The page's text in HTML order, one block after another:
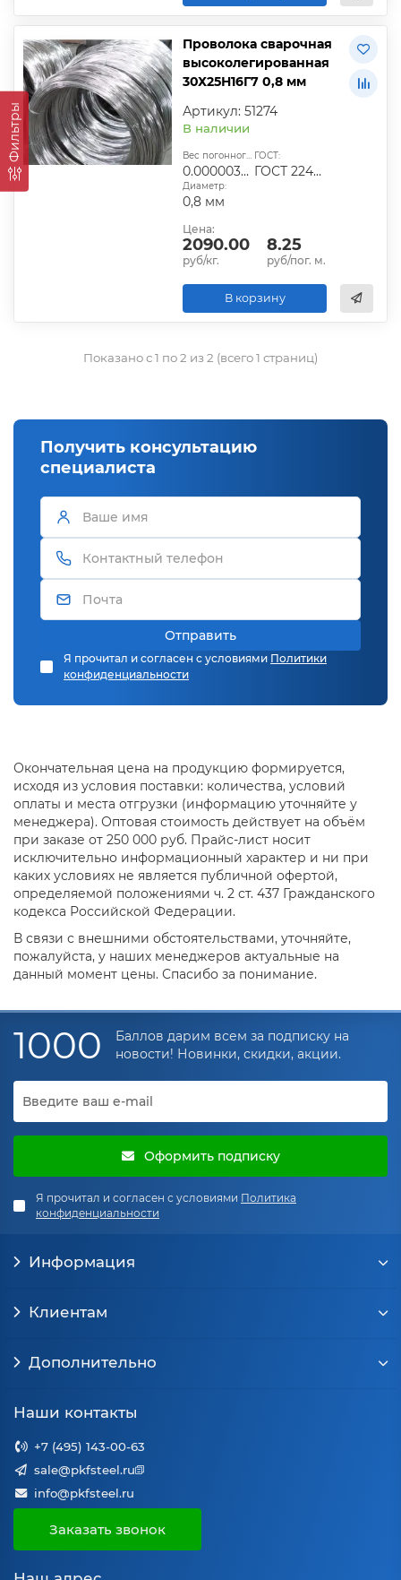
Фильтры
Проволока сварочная
высоколегированная
30Х25Н16Г7 0,8 мм
Артикул: 51274
В наличии
Вес погонного метра, т.:
0.0000039456
ГОСТ:
ГОСТ 2246-70
Диаметр:
0,8 мм
Цена:
2090.00
руб/кг.
8.25
руб/пог. м.
В корзину
Показано с 1 по 2 из 2 (всего 1 страниц)
Получить консультацию
специалиста
Отправить
Я прочитал и согласен с условиями Политики
конфиденциальности
Окончательная цена на продукцию формируется,
исходя из условия поставки: количества, условий
оплаты и места отгрузки (информацию уточняйте у
менеджера). Оптовая стоимость действует на объём
при заказе от 250 000 руб. Прайс-лист носит
исключительно информационный характер и ни при
каких условиях не является публичной офертой,
определяемой положениями ч. 2 ст. 437 Гражданского
кодекса Российской Федерации.
В связи с внешними обстоятельствами, уточняйте,
пожалуйста, у наших менеджеров актуальные на
данный момент цены. Спасибо за понимание.
1000
Баллов дарим всем за подписку на
новости! Новинки, скидки, акции.
Оформить подписку
Я прочитал и согласен с условиями Политика
конфиденциальности
Информация
Клиентам
Дополнительно
Наши контакты
+7 (495) 143-00-63
sale@pkfsteel.ru
info@pkfsteel.ru
Заказать звонок